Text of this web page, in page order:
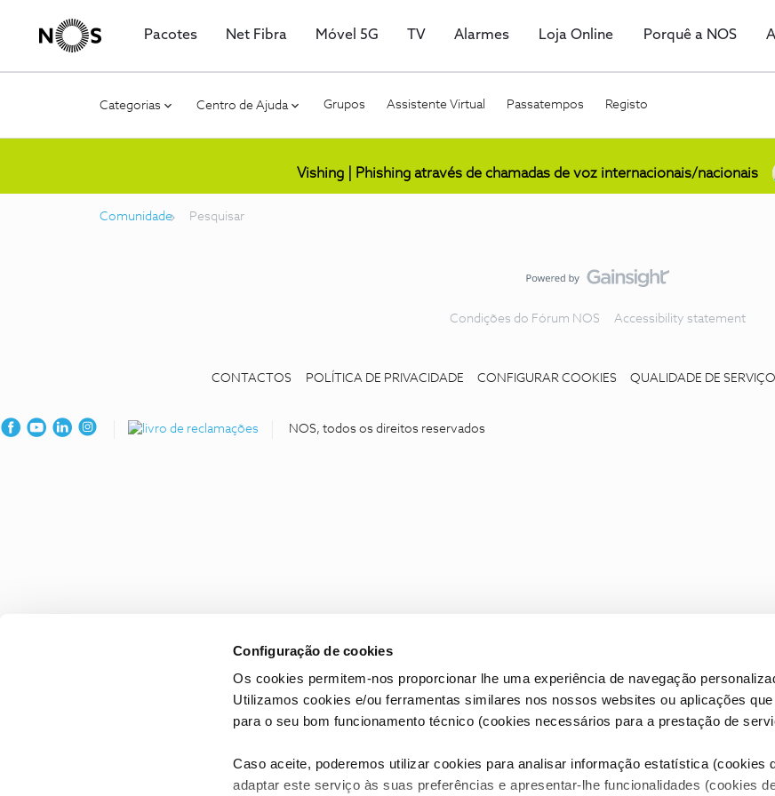
Configuração de cookies
Os cookies permitem-nos proporcionar lhe uma experiência de navegação
Utilizamos cookies e/ou ferramentas similares nos nossos websites ou aplicações
para o seu bom funcionamento técnico (cookies necessários para a prestação de
Caso aceite, poderemos utilizar cookies para analisar informação estatística (cookies
adaptar este serviço às suas preferências e apresentar-lhe funcionalidades (cookies
Pacotes Net Fibra Móvel 5G TV Alarmes Loja Online Porquê a NOS
Categorias Centro de Ajuda Grupos Assistente Virtual Passatempos Registo
Vishing | Phishing através de chamadas de voz internacionais/nacionais
Comunidade Pesquisar
Condições do Fórum NOS Accessibility statement
CONTACTOS POLÍTICA DE PRIVACIDADE CONFIGURAR COOKIES QUALIDADE DE SERVIÇO
NOS, todos os direitos reservados